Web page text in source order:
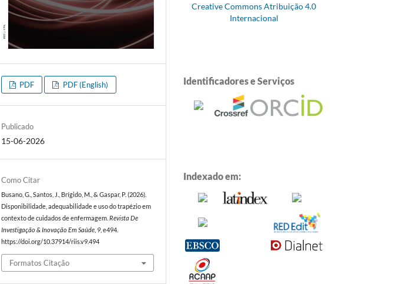
PDF PDF (English)
Publicado
15-06-2026
Como Citar
Busano, G., Santos, J., Brígido, M., & Gaspar, P. (2026).
Disponibilidade, adequabilidade e uso do trapézio em
contexto de cuidados de enfermagem.Revista De
Investigação & Inovação Em Saúde 9, e494.
https://doi.org/10.37914/riis.v9.494
Formatos Citação
Creative Commons Atribuição 4.0
Internacional
Identificadores e Serviços
Indexado em: